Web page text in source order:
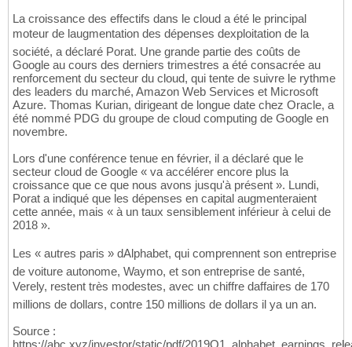
La croissance des effectifs dans le cloud a été le principal
moteur de laugmentation des dépenses dexploitation de la
société, a déclaré Porat. Une grande partie des coûts de
Google au cours des derniers trimestres a été consacrée au
renforcement du secteur du cloud, qui tente de suivre le rythme
des leaders du marché, Amazon Web Services et Microsoft
Azure. Thomas Kurian, dirigeant de longue date chez Oracle, a
été nommé PDG du groupe de cloud computing de Google en
novembre.
Lors d'une conférence tenue en février, il a déclaré que le
secteur cloud de Google « va accélérer encore plus la
croissance que ce que nous avons jusqu'à présent ». Lundi,
Porat a indiqué que les dépenses en capital augmenteraient
cette année, mais « à un taux sensiblement inférieur à celui de
2018 ».
Les « autres paris » dAlphabet, qui comprennent son entreprise
de voiture autonome, Waymo, et son entreprise de santé,
Verely, restent très modestes, avec un chiffre daffaires de 170
millions de dollars, contre 150 millions de dollars il ya un an.
Source :